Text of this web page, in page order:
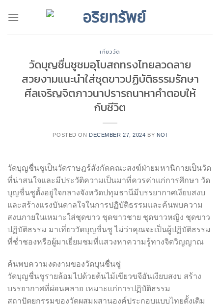
เที่ยววัด
วัดบุญชื่นชูชมอุโบสถทรงไทยลวดลาย
สวยงามแนะนำใส่ชุดขาวปฏิบัติธรรมรักษา
ศีลเจริญจิตภาวนาปรารถนาหาคำตอบให้
กับชีวิต
POSTED ON DECEMBER 27, 2024 BY NOI
วัดบุญชื่นชูเป็นวัดราษฎร์สังกัดคณะสงฆ์ฝ่ายมหานิกายเป็นวัด
ที่น่าสนใจและมีประวัติความเป็นมาที่ควรค่าแก่การศึกษา วัด
บุญชื่นชูตั้งอยู่ใจกลางจังหวัดปทุมธานีมีบรรยากาศเงียบสงบ
และสร้างแรงบันดาลใจในการปฏิบัติธรรมและค้นพบความ
สงบภายในเหมาะใส่ชุดขาว ชุดขาวชาย ชุดขาวหญิง ชุดขาว
ปฏิบัติธรรม มาเที่ยววัดบุญชื่นชู ไม่ว่าคุณจะเป็นผู้ปฏิบัติธรรม
ที่ช่ำชองหรือผู้มาเยี่ยมชมที่แสวงหาความรู้ทางจิตวิญญาณ
ค้นพบความงดงามของวัดบุนชื่นชู่
วัดบุญชื่นชูรายล้อมไปด้วยต้นไม้เขียวขจีอันเงียบสงบ สร้าง
บรรยากาศที่ผ่อนคลาย เหมาะแก่การปฏิบัติธรรม
สถาปัตยกรรมของวัดผสมผสานองค์ประกอบแบบไทยดั้งเดิม